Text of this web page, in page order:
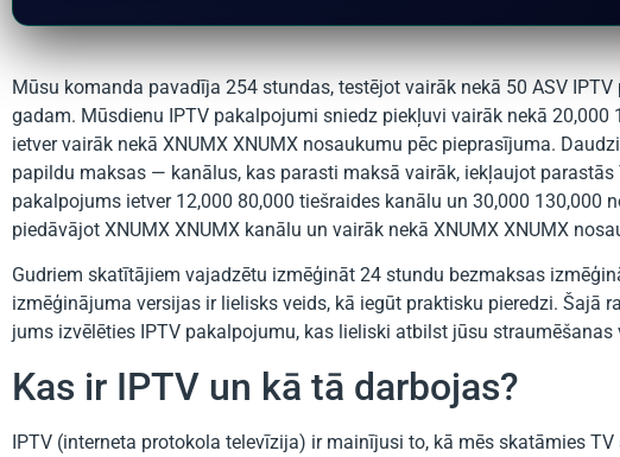
Mūsu komanda pavadīja 254 stundas, testējot vairāk nekā 50 ASV
gadam. Mūsdienu IPTV pakalpojumi sniedz piekļuvi vairāk nekā
ietver vairāk nekā XNUMX XNUMX nosaukumu pēc pieprasījuma.
papildu maksas — kanālus, kas parasti maksā vairāk, iekļaujot
pakalpojums ietver 12,000 80,000 tiešraides kanālu un 30,000 130,000
piedāvājot XNUMX XNUMX kanālu un vairāk nekā XNUMX XNUMX
Gudriem skatītājiem vajadzētu izmēģināt 24 stundu bezmaksas
izmēģinājuma versijas ir lielisks veids, kā iegūt praktisku pieredzi. Šajā
jums izvēlēties IPTV pakalpojumu, kas lieliski atbilst jūsu straumēšanas
Kas ir IPTV un kā tā darbojas?
IPTV (interneta protokola televīzija) ir mainījusi to, kā mēs skatāmies